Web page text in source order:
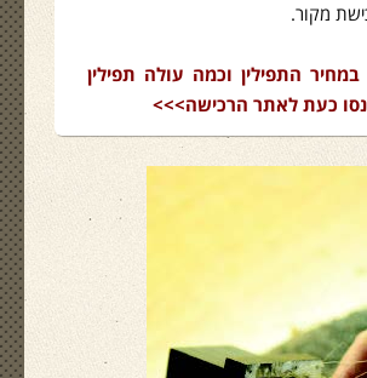
מקור.
במחיר התפילין וכמה עולה תפילין
כעת לאתר הרכישה>>>